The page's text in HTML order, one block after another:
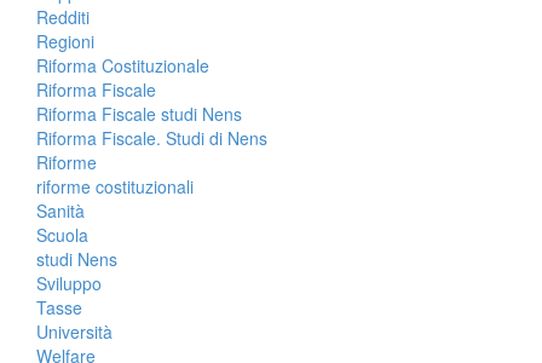
Redditi
Regioni
Riforma Costituzionale
Riforma Fiscale
Riforma Fiscale studi Nens
Riforma Fiscale. Studi di Nens
Riforme
riforme costituzionali
Sanità
Scuola
studi Nens
Sviluppo
Tasse
Università
Welfare